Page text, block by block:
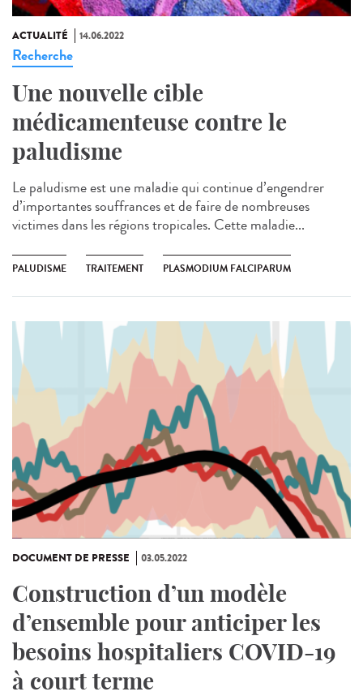
ACTUALITÉ 14.06.2022
Recherche
Une nouvelle cible
médicamenteuse contre le
paludisme
Le paludisme est une maladie qui continue d’engendrer
d’importantes souffrances et de faire de nombreuses
victimes dans les régions tropicales. Cette maladie...
PALUDISME TRAITEMENT PLASMODIUM FALCIPARUM
DOCUMENT DE PRESSE 03.05.2022
Construction d’un modèle
d’ensemble pour anticiper les
besoins hospitaliers COVID-19
à court terme